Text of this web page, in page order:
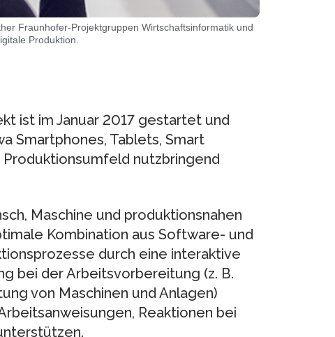
Fraunhofer-Projektgruppen Wirtschaftsinformatik und
Produktion.
ist im Januar 2017 gestartet und
Smartphones, Tablets, Smart
Produktionsumfeld nutzbringend
Maschine und produktionsnahen
Kombination aus Software- und
durch eine interaktive
bei der Arbeitsvorbereitung (z. B.
von Maschinen und Anlagen)
Reaktionen bei